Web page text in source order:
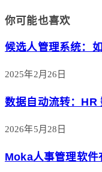
你可能也喜欢
候选人管理系统：
2025年2月26日
数据自动流转：HR
2026年5月28日
Moka人事管理软件